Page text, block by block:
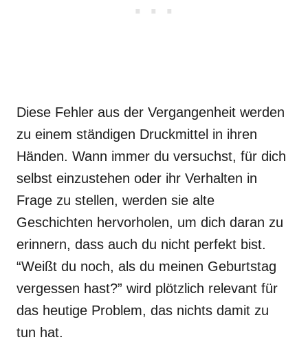
Diese Fehler aus der Vergangenheit werden
zu einem ständigen Druckmittel in ihren
Händen. Wann immer du versuchst, für dich
selbst einzustehen oder ihr Verhalten in
Frage zu stellen, werden sie alte
Geschichten hervorholen, um dich daran zu
erinnern, dass auch du nicht perfekt bist.
“Weißt du noch, als du meinen Geburtstag
vergessen hast?” wird plötzlich relevant für
das heutige Problem, das nichts damit zu
tun hat.